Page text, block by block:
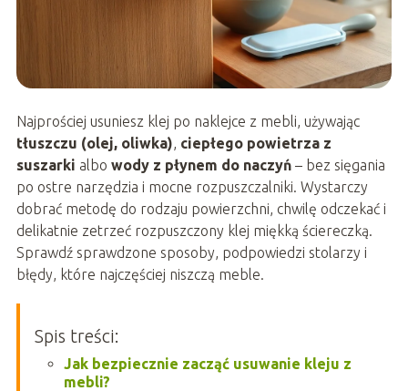
Najprościej usuniesz klej po naklejce z mebli, używając
tłuszczu (olej, oliwka), ciepłego powietrza z
suszarki albo wody z płynem do naczyń– bez sięgania
po ostre narzędzia i mocne rozpuszczalniki. Wystarczy
dobrać metodę do rodzaju powierzchni, chwilę odczekać i
delikatnie zetrzeć rozpuszczony klej miękką ściereczką.
Sprawdź sprawdzone sposoby, podpowiedzi stolarzy i
błędy, które najczęściej niszczą meble.
Spis treści:
Jak bezpiecznie zacząć usuwanie kleju z
mebli?